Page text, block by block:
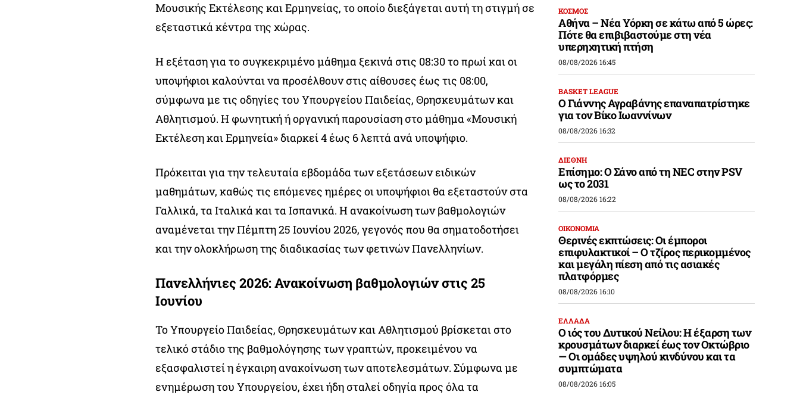
Μουσικής Εκτέλεσης και Ερμηνείας, το οποίο διεξάγεται αυτή τη στιγμή σε
εξεταστικά κέντρα της χώρας.
Η εξέταση για το συγκεκριμένο μάθημα ξεκινά στις 08:30 το πρωί και οι
υποψήφιοι καλούνται να προσέλθουν στις αίθουσες έως τις 08:00,
σύμφωνα με τις οδηγίες του Υπουργείου Παιδείας, Θρησκευμάτων και
Αθλητισμού. Η φωνητική ή οργανική παρουσίαση στο μάθημα «Μουσική
Εκτέλεση και Ερμηνεία» διαρκεί 4 έως 6 λεπτά ανά υποψήφιο.
Πρόκειται για την τελευταία εβδομάδα των εξετάσεων ειδικών
μαθημάτων, καθώς τις επόμενες ημέρες οι υποψήφιοι θα εξεταστούν στα
Γαλλικά, τα Ιταλικά και τα Ισπανικά. Η ανακοίνωση των βαθμολογιών
αναμένεται την Πέμπτη 25 Ιουνίου 2026, γεγονός που θα σηματοδοτήσει
και την ολοκλήρωση της διαδικασίας των φετινών Πανελληνίων.
Πανελλήνιες 2026: Ανακοίνωση βαθμολογιών στις 25
Ιουνίου
Το Υπουργείο Παιδείας, Θρησκευμάτων και Αθλητισμού βρίσκεται στο
τελικό στάδιο της βαθμολόγησης των γραπτών, προκειμένου να
εξασφαλιστεί η έγκαιρη ανακοίνωση των αποτελεσμάτων. Σύμφωνα με
ενημέρωση του Υπουργείου, έχει ήδη σταλεί οδηγία προς όλα τα
ΚΟΣΜΟΣ
Αθήνα – Νέα Υόρκη σε κάτω από 5 ώρες:
Πότε θα επιβιβαστούμε στη νέα
υπερηχητική πτήση
08/08/2026 16:45
BASKET LEAGUE
Ο Γιάννης Αγραβάνης επαναπατρίστηκε
για τον Βίκο Ιωαννίνων
08/08/2026 16:32
ΔΙΕΘΝΗ
Επίσημο: Ο Σάνο από τη NEC στην PSV
ως το 2031
08/08/2026 16:22
ΟΙΚΟΝΟΜΙΑ
Θερινές εκπτώσεις: Οι έμποροι
επιφυλακτικοί – Ο τζίρος περικομμένος
και μεγάλη πίεση από τις ασιακές
πλατφόρμες
08/08/2026 16:10
ΕΛΛΑΔΑ
Ο ιός του Δυτικού Νείλου: Η έξαρση των
κρουσμάτων διαρκεί έως τον Οκτώβριο
— Οι ομάδες υψηλού κινδύνου και τα
συμπτώματα
08/08/2026 16:05